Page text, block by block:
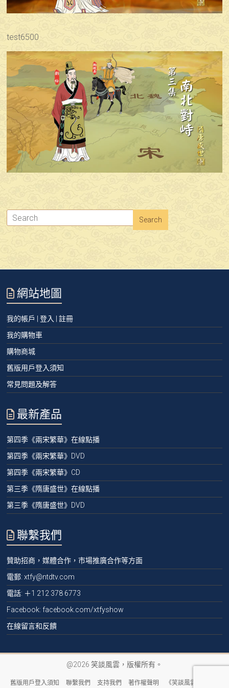
test6500
網站地圖
我的帳戶 | 登入 | 註冊
我的購物車
購物商城
舊版用戶登入須知
常見問題及解答
最新產品
第四季《兩宋繁華》在線點播
第四季《兩宋繁華》DVD
第四季《兩宋繁華》CD
第三季《隋唐盛世》在線點播
第三季《隋唐盛世》DVD
聯繫我們
贊助招商，媒體合作，市場推廣合作等方面
電郵:xtfy@ntdtv.com
電話: ＋1 212 378 6773
Facebook: facebook.com/xtfyshow
在線留言和反饋
@2026 笑談風雲，版權所有。
舊版用戶登入須知 聯繫我們 支持我們 著作權聲明 《笑談風雲》隱私權